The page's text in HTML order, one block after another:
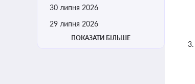
30 липня 2026
29 липня 2026
ПОКАЗАТИ БІЛЬШЕ